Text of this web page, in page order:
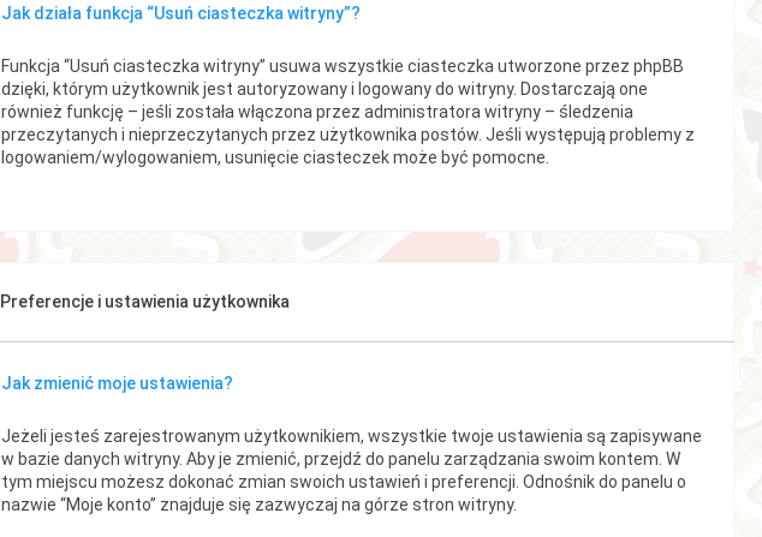
Jak działa funkcja “Usuń ciasteczka witryny”?
Funkcja “Usuń ciasteczka witryny” usuwa wszystkie ciasteczka utworzone przez phpBB
dzięki, którym użytkownik jest autoryzowany i logowany do witryny. Dostarczają one
również funkcję – jeśli została włączona przez administratora witryny – śledzenia
przeczytanych i nieprzeczytanych przez użytkownika postów. Jeśli występują problemy z
logowaniem/wylogowaniem, usunięcie ciasteczek może być pomocne.
Preferencje i ustawienia użytkownika
Jak zmienić moje ustawienia?
Jeżeli jesteś zarejestrowanym użytkownikiem, wszystkie twoje ustawienia są zapisywane
w bazie danych witryny. Aby je zmienić, przejdź do panelu zarządzania swoim kontem. W
tym miejscu możesz dokonać zmian swoich ustawień i preferencji. Odnośnik do panelu o
nazwie “Moje konto” znajduje się zazwyczaj na górze stron witryny.